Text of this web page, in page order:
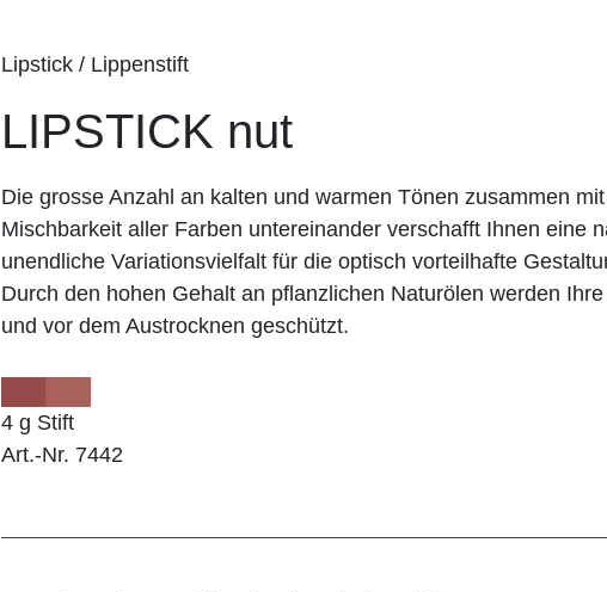
Lipstick / Lippenstift
LIPSTICK nut
Die grosse Anzahl an kalten und warmen Tönen zusammen
Mischbarkeit aller Farben untereinander verschafft Ihnen eine
unendliche Variationsvielfalt für die optisch vorteilhafte
Durch den hohen Gehalt an pflanzlichen Naturölen werden
und vor dem Austrocknen geschützt.
4 g Stift
Art.-Nr. 7442